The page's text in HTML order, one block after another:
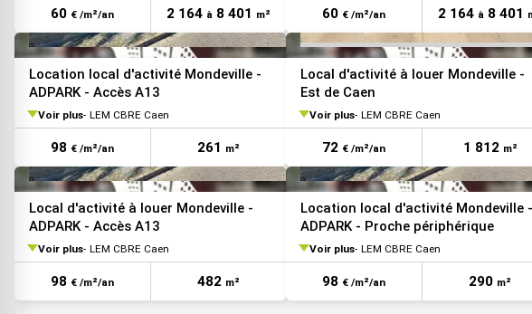
60 € /m²/an 2 164 à 8 401 m² 60 € /m²/an 2 164 à 8 401
Location local d'activité Mondeville -
ADPARK - Accès A13
Voir plus LEM CBRE Caen
98 € /m²/an 261 m²
Local d'activité à louer Mondeville -
Est de Caen
Voir plus LEM CBRE Caen
72 € /m²/an 1 812 m²
Local d'activité à louer Mondeville -
ADPARK - Accès A13
Voir plus LEM CBRE Caen
98 € /m²/an 482 m²
Location local d'activité Mondeville -
ADPARK - Proche périphérique
Voir plus LEM CBRE Caen
98 € /m²/an 290 m²